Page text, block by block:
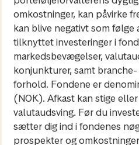
omkostninger, kan påvirke
kan blive negativt som følge
tilknyttet investeringer i
markedsbevægelser,
konjunkturer, samt
forhold. Fondene er
(NOK). Afkast kan stige
valutaudsving. Før du
sætter dig ind i fondenes
prospekter og